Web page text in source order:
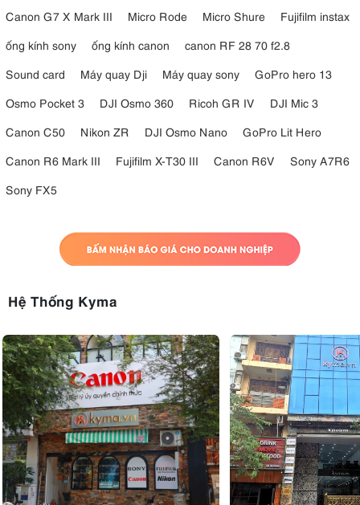
Canon G7 X Mark III
Micro Rode Micro Shure
Fujifilm instax
ống kính sony
ống kính canon
canon RF 28 70 f2.8
Sound card
Máy quay Dji Máy quay sony
GoPro hero 13
Osmo Pocket 3
DJI Osmo 360 Ricoh GR IV
DJI Mic 3
Canon C50
Nikon ZR DJI Osmo Nano
GoPro Lit Hero
Canon R6 Mark III
Fujifilm X-T30 III Canon R6V
Sony A7R6
Sony FX5
Hệ Thống Kyma